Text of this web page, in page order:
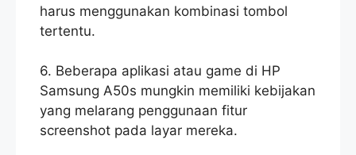
harus menggunakan kombinasi tombol
tertentu.
6. Beberapa aplikasi atau game di HP
Samsung A50s mungkin memiliki kebijakan
yang melarang penggunaan fitur
screenshot pada layar mereka.